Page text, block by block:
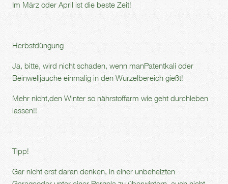
Im März oder April ist die beste Zeit!
Herbstdüngung
Ja, bitte, wird nicht schaden, wenn manPatentkali oder
Beinwelljauche einmalig in den Wurzelbereich gießt!
Mehr nicht,den Winter so nährstoffarm wie geht durchleben
lassen!!
Tipp!
Gar nicht erst daran denken, in einer unbeheizten